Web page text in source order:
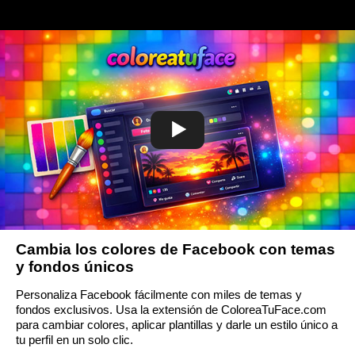
Cambia los colores de Facebook con temas
y fondos únicos
Personaliza Facebook fácilmente con miles de temas y
fondos exclusivos. Usa la extensión de ColoreaTuFace.com
para cambiar colores, aplicar plantillas y darle un estilo único a
tu perfil en un solo clic.